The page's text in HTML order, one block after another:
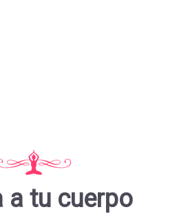
a tu cuerpo